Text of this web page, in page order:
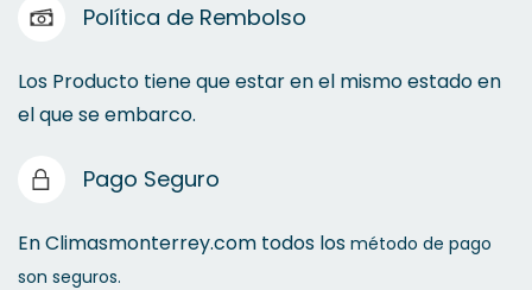
Política de Rembolso
Los Producto tiene que estar en el mismo estado en
el que se embarco.
Pago Seguro
En Climasmonterrey.com todos los método de pago
son seguros.